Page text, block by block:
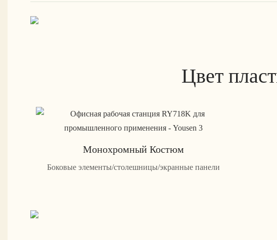
Цвет
Монохромный Костюм
Боковые элементы/столешницы/экранные панели